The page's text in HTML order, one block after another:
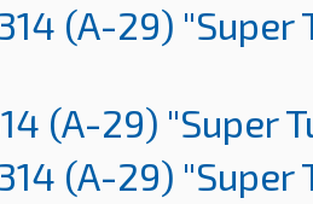
(A-29) "Super
(A-29) "Super
(A-29) "Super